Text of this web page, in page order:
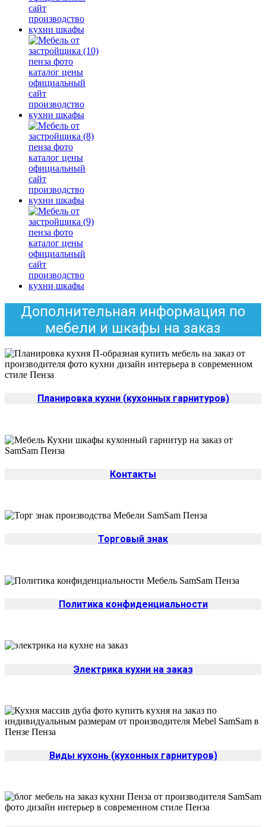
Дополнительная информация по
мебели и шкафы на заказ
Планировка кухни (кухонных гарнитуров)
Контакты
Торговый знак
Политика конфиденциальности
Электрика кухни на заказ
Виды кухонь (кухонных гарнитуров)